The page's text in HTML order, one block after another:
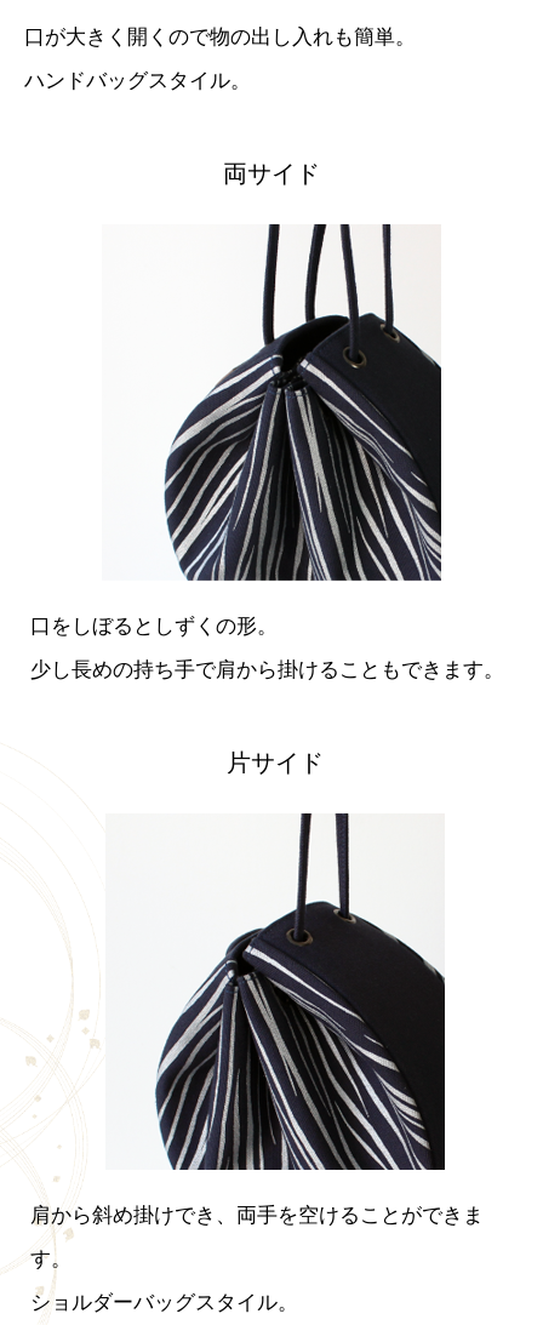
口が大きく開くので物の出し入れも簡単。
ハンドバッグスタイル。
両サイド
口をしぼるとしずくの形。
少し長めの持ち手で肩から掛けることもできます。
片サイド
肩から斜め掛けでき、両手を空けることができま
す。
ショルダーバッグスタイル。